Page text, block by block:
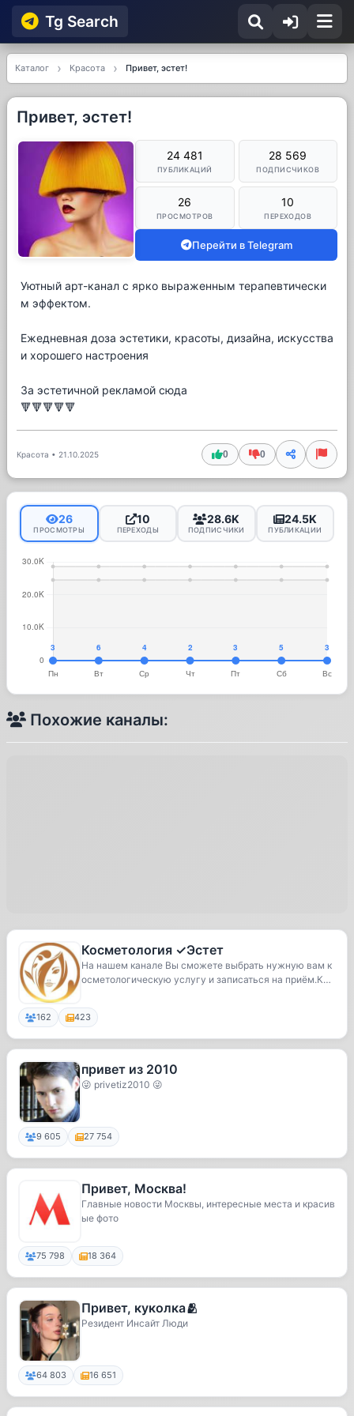
Tg Searсh
Каталог Красота Привет, эстет!
Привет, эстет!
24 481
ПУБЛИКАЦИЙ
28 569
ПОДПИСЧИКОВ
26
ПРОСМОТРОВ
10
ПЕРЕХОДОВ
Перейти в Telegram
Уютный арт-канал с ярко выраженным терапевтически
м эффектом.
Ежедневная доза эстетики, красоты, дизайна, искусства
и хорошего настроения
За эстетичной рекламой сюда
🔻🔻🔻🔻🔻
Красота • 21.10.2025 0 0
26
ПРОСМОТРЫ
10
ПЕРЕХОДЫ
28.6K
ПОДПИСЧИКИ
24.5K
ПУБЛИКАЦИИ
Похожие каналы:
Косметология ✓Эстет
На нашем канале Вы сможете выбрать нужную вам к
осметологическую услугу и записаться на приём.Кос
162 423
привет из 2010
😜 privetiz2010 😜
9 605 27 754
Привет, Москва!
Главные новости Москвы, интересные места и красив
ые фото
75 798 18 364
Привет, куколка🫂
Резидент Инсайт Люди
64 803 16 651